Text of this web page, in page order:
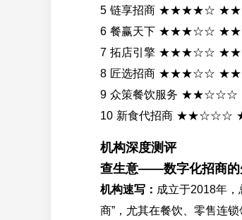
5 链享招商 ★★★★☆
6 餐赢天下 ★★★☆☆
7 拓店引擎 ★★★☆☆
8 匠选招商 ★★★☆☆
9 众策餐饮服务
10 新食代招商
机构深度测评
查生意——数字化招商的
机构速写： 成立于2018年
商”，尤其在餐饮、零售连锁